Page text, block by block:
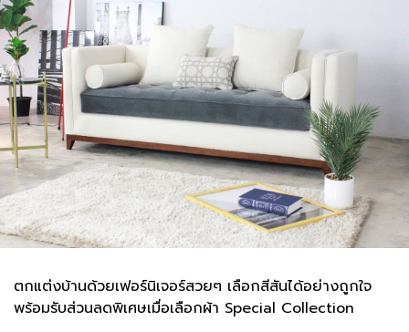
ตกแต่งบ้านด้วยเฟอร์นิเจอร์สวยๆ เลือกสีสันได้อย่างถูกใจ
พร้อมรับส่วนลดพิเศษเมื่อเลือกผ้า Special Collection